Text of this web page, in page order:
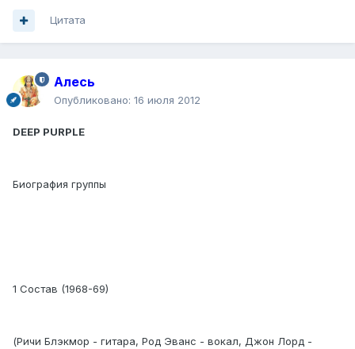
Цитата
Алесь
Опубликовано: 16 июля 2012
DEEP PURPLE
Биография группы
1 Состав (1968-69)
(Ричи Блэкмор - гитара, Род Эванс - вокал, Джон Лорд -